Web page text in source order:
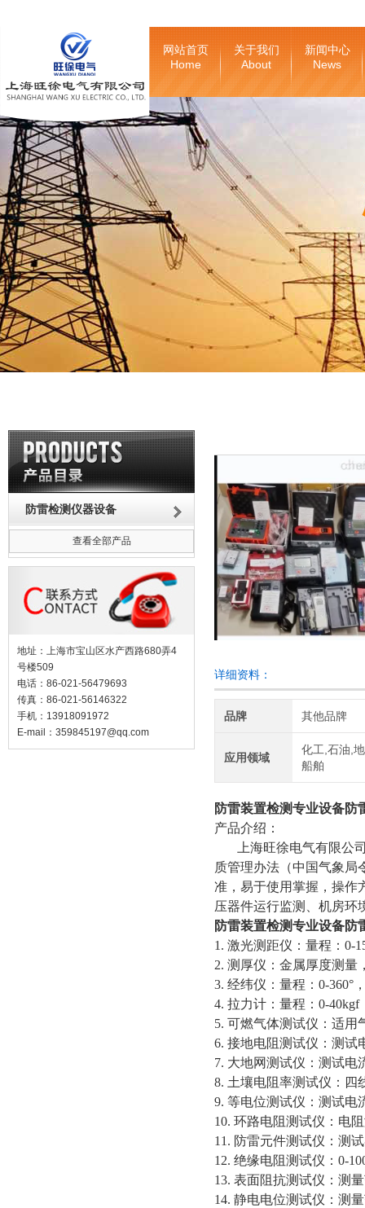
网站首页
Home
关于我们
About
新闻中心
News
防雷检测仪器设备
查看全部产品
地址：上海市宝山区水产西路680弄4
号楼509
电话：86-021-56479693
传真：86-021-56146322
手机：13918091972
E-mail： 359845197@qq.com
详细资料：
品牌 其他品牌
应用领域
化工,石油,
船舶
防雷装置检测专业设备防
产品介绍：
上海旺徐电气有限公司
质管理办法（中国气象局
准，易于使用掌握，操作
压器件运行监测、机房环
防雷装置检测专业设备防
1. 激光测距仪：量程：0-
2. 测厚仪：金属厚度测量
3. 经纬仪：量程：0-360°
4. 拉力计：量程：0-40kgf
5. 可燃气体测试仪：适用
6. 接地电阻测试仪：测试
7. 大地网测试仪：测试电
8. 土壤电阻率测试仪：四
9. 等电位测试仪：测试
10. 环路电阻测试仪：电
11. 防雷元件测试仪：测
12. 绝缘电阻测试仪：0-
13. 表面阻抗测试仪：测
14. 静电电位测试仪：测